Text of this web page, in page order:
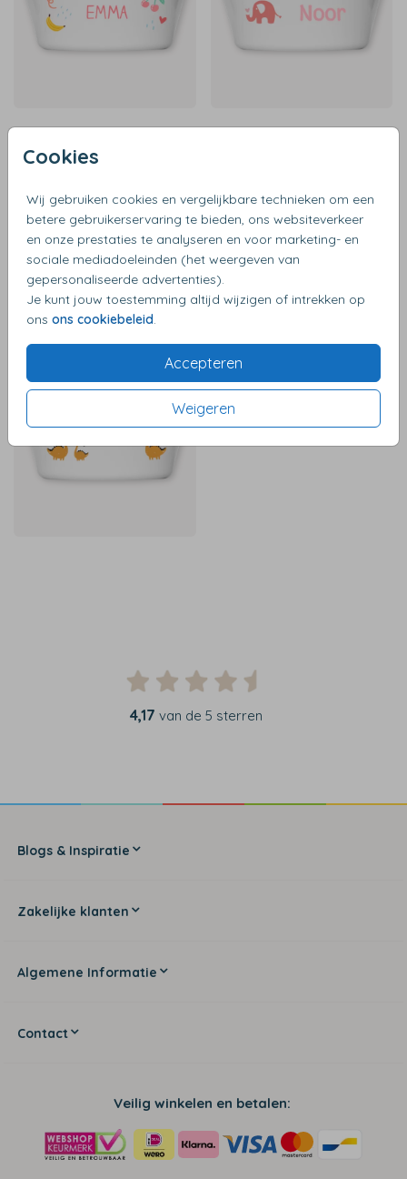
Cookies
Wij gebruiken cookies en vergelijkbare technieken om een
betere gebruikerservaring te bieden, ons websiteverkeer
en onze prestaties te analyseren en voor marketing- en
sociale mediadoeleinden (het weergeven van
gepersonaliseerde advertenties).
Je kunt jouw toestemming altijd wijzigen of intrekken op
ons ons cookiebeleid.
Accepteren
Weigeren
4,17 van de 5 sterren
Blogs & Inspiratie
Zakelijke klanten
Algemene Informatie
Contact
Veilig winkelen en betalen: